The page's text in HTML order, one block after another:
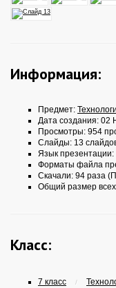
Информация:
Предмет:
Дата создания: 02
Просмотры: 954
Слайды: 13
Язык презентации:
Форматы файла
Скачали: 94 раза
Общий размер
Класс:
7 класс /